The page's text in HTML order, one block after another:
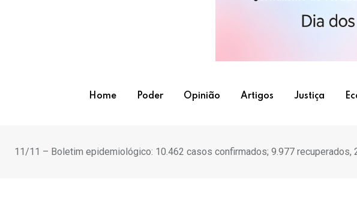
Home Poder Opinião Artigos Justiça
11/11 – Boletim epidemiológico: 10.462 casos confirmados; 9.977 recuperados,